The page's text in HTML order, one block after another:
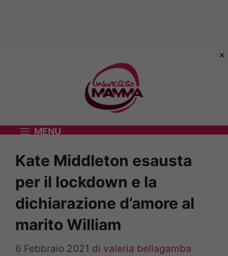
MENU
Kate Middleton esausta
per il lockdown e la
dichiarazione d’amore al
marito William
6 Febbraio 2021 di valeria bellagamba